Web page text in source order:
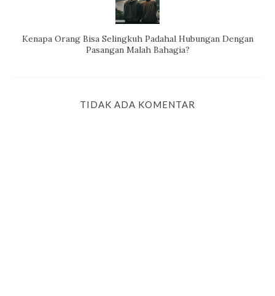
Kenapa Orang Bisa Selingkuh Padahal Hubungan Dengan
Pasangan Malah Bahagia?
TIDAK ADA KOMENTAR